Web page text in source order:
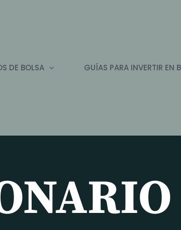
DE BOLSA GUÍAS PARA INVERTIR EN